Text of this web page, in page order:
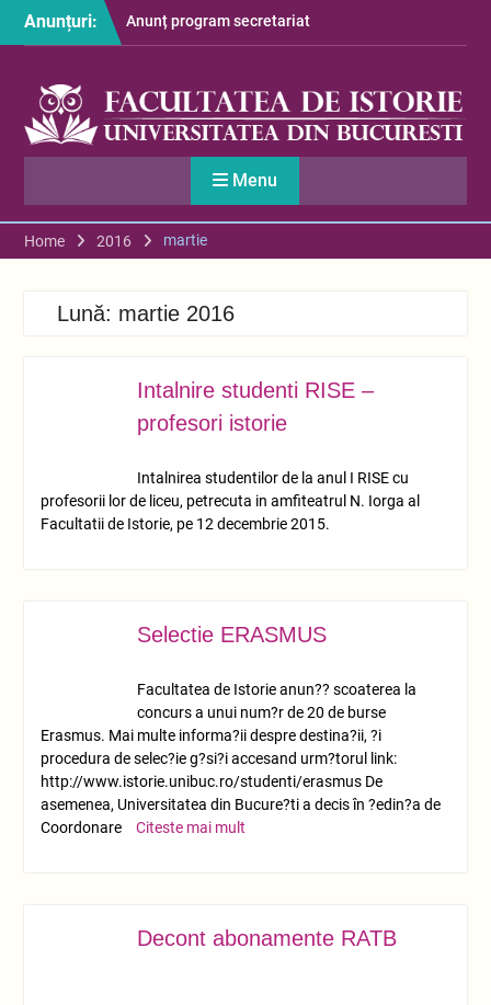
Anunțuri:
Anunț program secretariat
– luna august
2026
S-au afișat informațiile
despre cazarea studenților
în anul universitar 2026-
Menu
Home 2016 martie
Lună: martie 2016
Intalnire studenti RISE –
profesori istorie
Intalnirea studentilor de la anul I RISE cu
profesorii lor de liceu, petrecuta in amfiteatrul N. Iorga al
Facultatii de Istorie, pe 12 decembrie 2015.
Selectie ERASMUS
Facultatea de Istorie anun?? scoaterea la
concurs a unui num?r de 20 de burse
Erasmus. Mai multe informa?ii despre destina?ii, ?i
procedura de selec?ie g?si?i accesand urm?torul link:
http://www.istorie.unibuc.ro/studenti/erasmus De
asemenea, Universitatea din Bucure?ti a decis în ?edin?a de
Coordonare
Citeste mai mult
Decont abonamente RATB